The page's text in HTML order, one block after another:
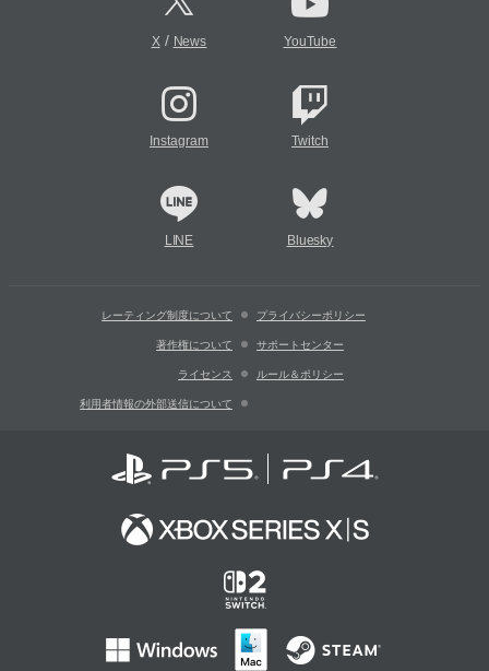
X/ News YouTube
Instagram Twitch
LINE Bluesky
レーティング制度について プライバシーポリシー
著作権について サポートセンター
ライセンス ルール＆ポリシー
利用者情報の外部送信について